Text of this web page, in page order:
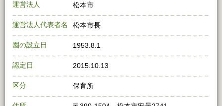
運営法人 松本市
運営法人代表者名 松本市長
園の設立日 1953.8.1
認定日 2015.10.13
区分 保育所